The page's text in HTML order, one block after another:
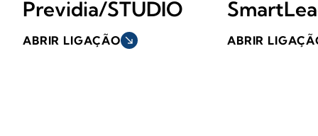
Previdia/STUDIO
ABRIR LIGAÇÃO south_east ABRIR